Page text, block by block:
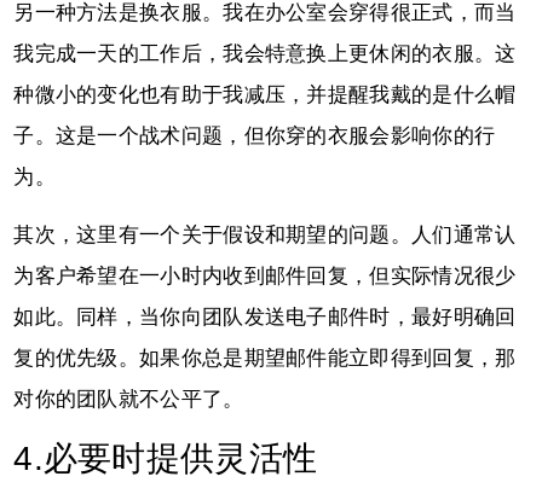
另一种方法是换衣服。我在办公室会穿得很正式，而当
我完成一天的工作后，我会特意换上更休闲的衣服。这
种微小的变化也有助于我减压，并提醒我戴的是什么帽
子。这是一个战术问题，但你穿的衣服会影响你的行
为。
其次，这里有一个关于假设和期望的问题。人们通常认
为客户希望在一小时内收到邮件回复，但实际情况很少
如此。同样，当你向团队发送电子邮件时，最好明确回
复的优先级。如果你总是期望邮件能立即得到回复，那
对你的团队就不公平了。
4.必要时提供灵活性